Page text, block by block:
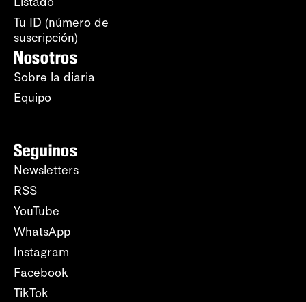
Tu ID (número de
suscripción)
Nosotros
Sobre la diaria
Equipo
Seguinos
Newsletters
RSS
YouTube
WhatsApp
Instagram
Facebook
TikTok